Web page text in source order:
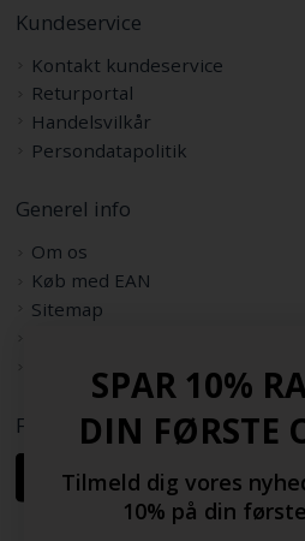
Kundeservice
Kontakt kundeservice
Returportal
Handelsvilkår
Persondatapolitik
Generel info
Om os
Køb med EAN
Sitemap
Følg os her
SPAR 10%
DIN FØRSTE
Tilmeld dig vores
10% på din